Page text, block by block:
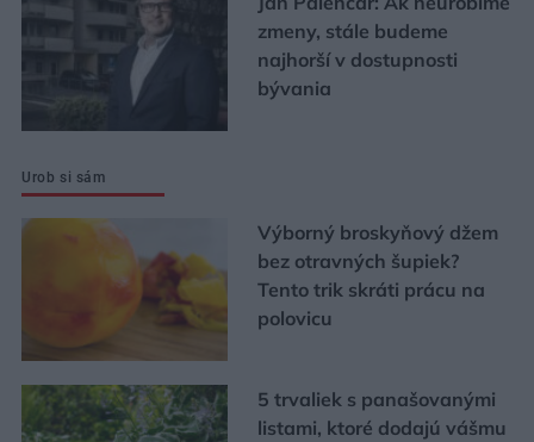
zmeny, stále budeme
najhorší v dostupnosti
bývania
Urob si sám
Výborný broskyňový džem
bez otravných šupiek?
Tento trik skráti prácu na
polovicu
5 trvaliek s panašovanými
listami, ktoré dodajú vášmu